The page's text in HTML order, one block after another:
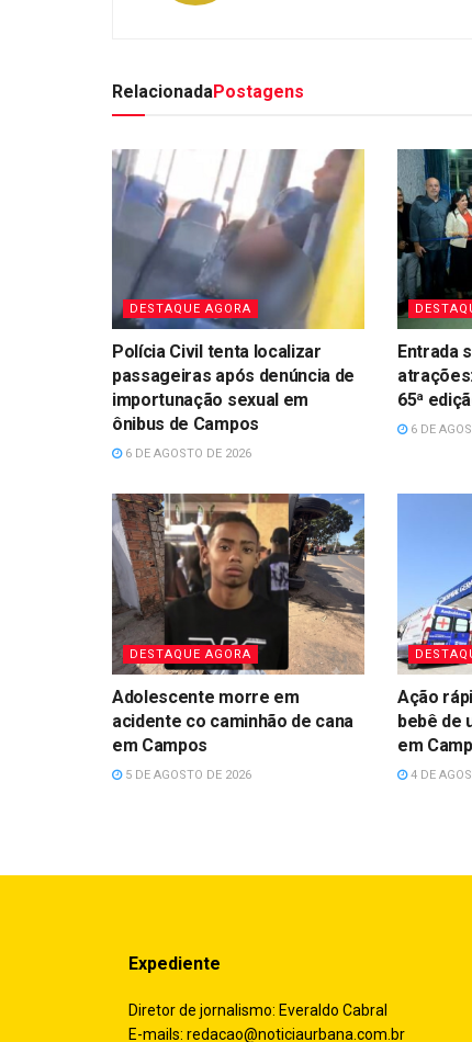
RelacionadaPostagens
DESTAQUE AGORA
Polícia Civil tenta localizar
passageiras após denúncia de
importunação sexual em
ônibus de Campos
6 DE AGOSTO DE 2026
Entrada
65ª
6 DE
DESTAQUE AGORA
Adolescente morre em
acidente co caminhão de cana
em Campos
5 DE AGOSTO DE 2026
Ação
bebê de
em
4 DE
Expediente
Diretor de jornalismo: Everaldo Cabral
E-mails: redacao@noticiaurbana.com.br